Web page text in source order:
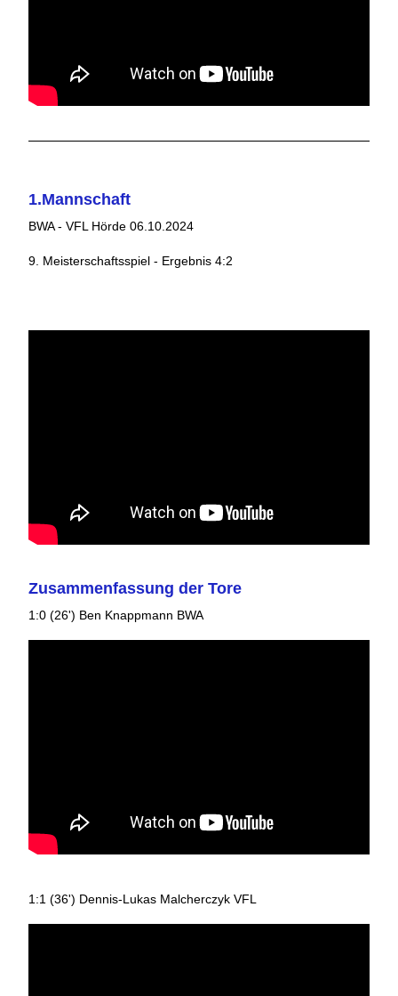
1.Mannschaft
BWA - VFL Hörde 06.10.2024
9. Meisterschaftsspiel - Ergebnis 4:2
Zusammenfassung der Tore
1:0 (26') Ben Knappmann BWA
1:1 (36') Dennis-Lukas Malcherczyk VFL